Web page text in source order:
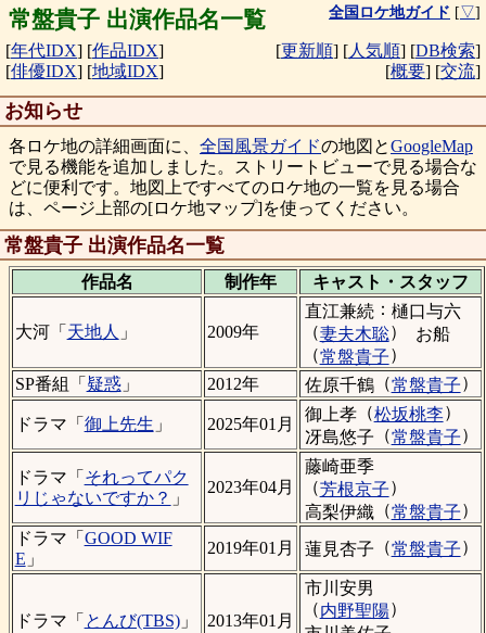
常盤貴子 出演作品名一覧 全国ロケ地ガイド [▽]
[年代IDX] [作品IDX]
[俳優IDX] [地域IDX]
[更新順] [人気順] [DB検索]
[概要] [交流]
お知らせ
各ロケ地の詳細画面に、 全国風景ガイドの地図とGoogleMap
で見る機能を追加しました。ストリートビューで見る場合な
どに便利です。地図上ですべてのロケ地の一覧を見る場合
は、ページ上部の[ロケ地マップ]を使ってください。
常盤貴子 出演作品名一覧
作品名 制作年 キャスト・ スタッフ
大河「 天地人 」 2009年
直江兼続： 樋口与六
（妻夫木聡）
お船
（常盤貴子）
SP番組「 疑惑」 2012年 佐原千鶴（常盤貴子）
ドラマ「 御上先生 」 2025年01月
御上孝（松坂桃李）
冴島悠子 （常盤貴子）
ドラマ「 それってパク
リじゃないですか？ 」
2023年04月
藤崎亜季
（芳根京子）
高梨伊織 （常盤貴子）
ドラマ「 GOOD WIF
E 」
2019年01月 蓮見杏子 （常盤貴子）
ドラマ「 とんび(TBS)」 2013年01月
市川安男
（内野聖陽）